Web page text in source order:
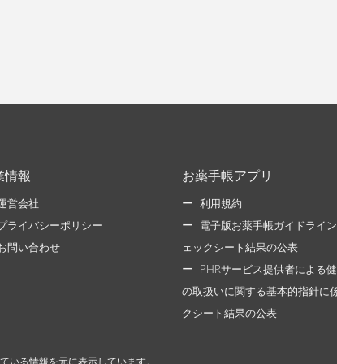
情報
営会社
ライバシーポリシー
問い合わせ
お薬手帳アプリ
利用規約
電子版お薬手帳ガイドライ
ェックシート結果の公表
PHRサービス提供者による
の取扱いに関する基本的指針に
クシート結果の公表
いる情報を元に表示しています。